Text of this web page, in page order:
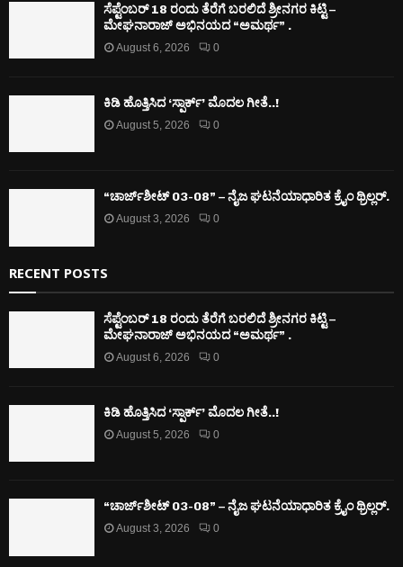
ಸೆಪ್ಟೆಂಬರ್ 18 ರಂದು ತೆರೆಗೆ ಬರಲಿದೆ ಶ್ರೀನಗರ ಕಿಟ್ಟಿ –
ಮೇಘನಾರಾಜ್ ಅಭಿನಯದ “ಅಮರ್ಥ” .
August 6, 2026 0
ಕಿಡಿ‌‌ ಹೊತ್ತಿಸಿದ ‘ಸ್ಪಾರ್ಕ್’ ಮೊದಲ‌ ಗೀತೆ..!
August 5, 2026 0
“ಚಾರ್ಜ್‌ಶೀಟ್ 03-08” – ನೈಜ ಘಟನೆಯಾಧಾರಿತ ಕ್ರೈಂ ಥ್ರಿಲ್ಲರ್.
August 3, 2026 0
RECENT POSTS
ಸೆಪ್ಟೆಂಬರ್ 18 ರಂದು ತೆರೆಗೆ ಬರಲಿದೆ ಶ್ರೀನಗರ ಕಿಟ್ಟಿ –
ಮೇಘನಾರಾಜ್ ಅಭಿನಯದ “ಅಮರ್ಥ” .
August 6, 2026 0
ಕಿಡಿ‌‌ ಹೊತ್ತಿಸಿದ ‘ಸ್ಪಾರ್ಕ್’ ಮೊದಲ‌ ಗೀತೆ..!
August 5, 2026 0
“ಚಾರ್ಜ್‌ಶೀಟ್ 03-08” – ನೈಜ ಘಟನೆಯಾಧಾರಿತ ಕ್ರೈಂ ಥ್ರಿಲ್ಲರ್.
August 3, 2026 0